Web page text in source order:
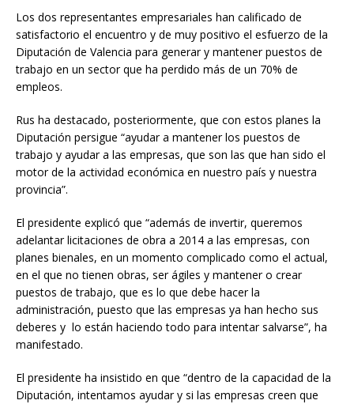
Los dos representantes empresariales han calificado de
satisfactorio el encuentro y de muy positivo el esfuerzo de la
Diputación de Valencia para generar y mantener puestos de
trabajo en un sector que ha perdido más de un 70% de
empleos.
Rus ha destacado, posteriormente, que con estos planes la
Diputación persigue “ayudar a mantener los puestos de
trabajo y ayudar a las empresas, que son las que han sido el
motor de la actividad económica en nuestro país y nuestra
provincia”.
El presidente explicó que “además de invertir, queremos
adelantar licitaciones de obra a 2014 a las empresas, con
planes bienales, en un momento complicado como el actual,
en el que no tienen obras, ser ágiles y mantener o crear
puestos de trabajo, que es lo que debe hacer la
administración, puesto que las empresas ya han hecho sus
deberes y lo están haciendo todo para intentar salvarse”, ha
manifestado.
El presidente ha insistido en que “dentro de la capacidad de la
Diputación, intentamos ayudar y si las empresas creen que